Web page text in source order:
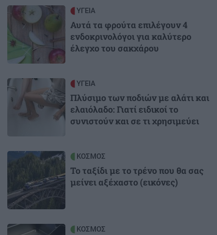
Image ΥΓΕΙΑ
Αυτά τα φρούτα επιλέγουν 4
ενδοκρινολόγοι για καλύτερο
έλεγχο του σακχάρου
Image ΥΓΕΙΑ
Πλύσιμο των ποδιών με αλάτι και
ελαιόλαδο: Γιατί ειδικοί το
συνιστούν και σε τι χρησιμεύει
Image ΚΟΣΜΟΣ
Το ταξίδι με το τρένο που θα σας
μείνει αξέχαστο (εικόνες)
Image ΚΟΣΜΟΣ